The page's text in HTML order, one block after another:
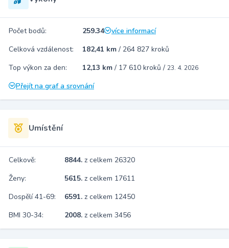
Počet bodů: 259.34
více informací
Celková vzdálenost:
182,41 km / 264 827 kroků
Top výkon za den:
12,13 km / 17 610 kroků / 23. 4. 2026
Přejít na graf a srovnání
Umístění
Celkově: 8844. z celkem 26320
Ženy:
5615. z celkem 17611
Dospělí 41-69:
6591. z celkem 12450
BMI 30-34:
2008. z celkem 3456